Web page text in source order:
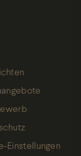
Einstellungen